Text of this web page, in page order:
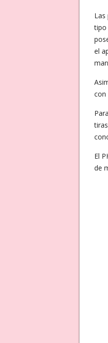
Las
tipo
el
con
El
de